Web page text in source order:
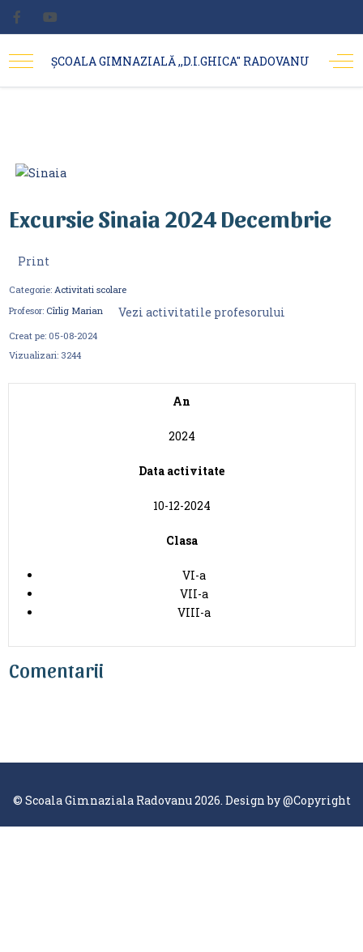
ȘCOALA GIMNAZIALĂ ,,D.I.GHICA'' RADOVANU
Excursie Sinaia 2024 Decembrie
Print
Categorie: Activitati scolare
Profesor: Cîrlig Marian Vezi activitatile profesorului
Creat pe: 05-08-2024
Vizualizari: 3244
An
2024
Data activitate
10-12-2024
Clasa
VI-a
VII-a
VIII-a
Comentarii
© Scoala Gimnaziala Radovanu 2026. Design by@Copyright